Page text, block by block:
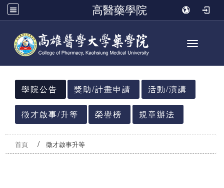
高醫藥學院
Toggle
:::
學院公告
獎助/計畫申請 活動/演講
徵才啟事/升等 榮譽榜 規章辦法
首頁 徵才啟事升等